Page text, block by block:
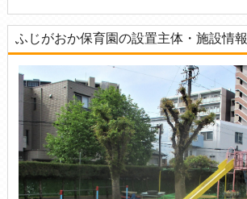
ふじがおか保育園の設置主体・施設情報